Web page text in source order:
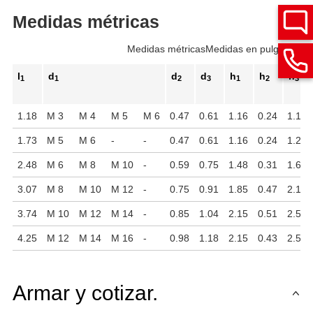
Medidas métricas
Medidas métricasMedidas en pulgadas
l1 d1 d2 d3 h1 h2 h3
1.18 M 3 M 4 M 5 M 6 0.47 0.61 1.16 0.24 1.18
1.73 M 5 M 6 - - 0.47 0.61 1.16 0.24 1.28
2.48 M 6 M 8 M 10 - 0.59 0.75 1.48 0.31 1.69
3.07 M 8 M 10 M 12 - 0.75 0.91 1.85 0.47 2.13
3.74 M 10 M 12 M 14 - 0.85 1.04 2.15 0.51 2.54
4.25 M 12 M 14 M 16 - 0.98 1.18 2.15 0.43 2.58
Armar y cotizar.